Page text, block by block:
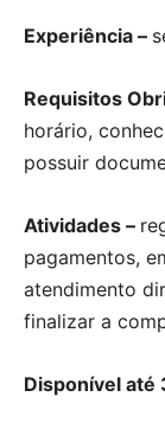
Experiência –
Requisitos
horário,
possuir
Atividades –
pagamentos,
atendimento
finalizar a
Disponível até